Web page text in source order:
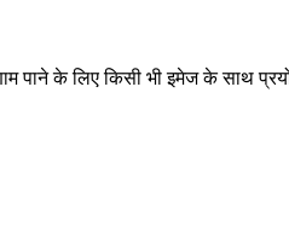
पाने के लिए किसी भी इमेज के साथ